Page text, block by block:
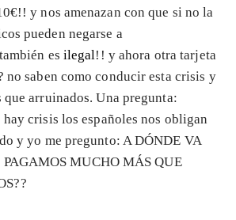
y nos amenazan con que si no la
pueden negarse a
es ilegal !! y ahora otra tarjeta
no saben como conducir esta crisis y
que arruinados. Una pregunta:
hay crisis los españoles nos obligan
y yo me pregunto: A DÓNDE VA
PAGAMOS MUCHO MÁS QUE